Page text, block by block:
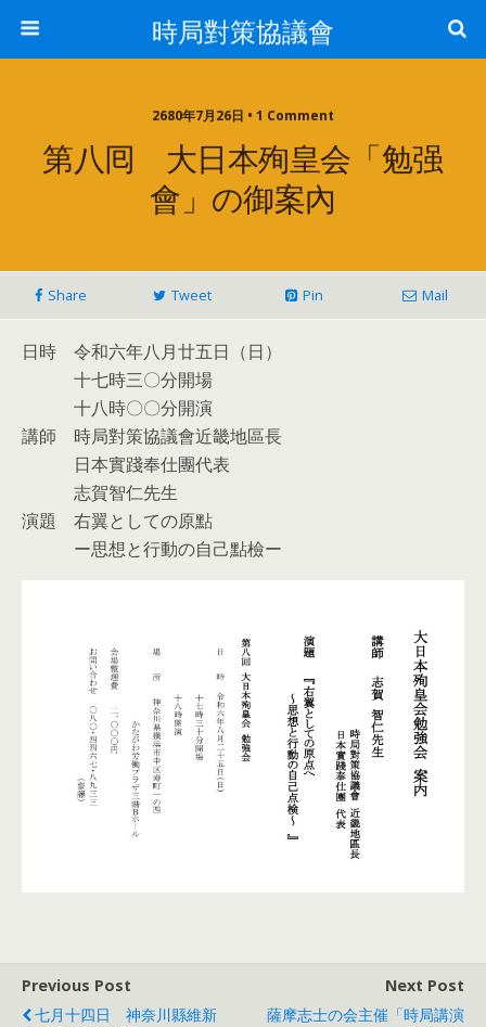
時局對策協議會
2680年7月26日 • 1 Comment
第八囘 大日本殉皇会「勉强
會」の御案內
Share Tweet Pin Mail
日時 令和六年八月廿五日（日）
十七時三〇分開場
十八時〇〇分開演
講師 時局對策協議會近畿地區長
日本實踐奉仕團代表
志賀智仁先生
演題 右翼としての原點
ー思想と行動の自己點檢ー
Previous Post
七月十四日 神奈川縣維新
Next Post
薩摩志士の会主催「時局講演